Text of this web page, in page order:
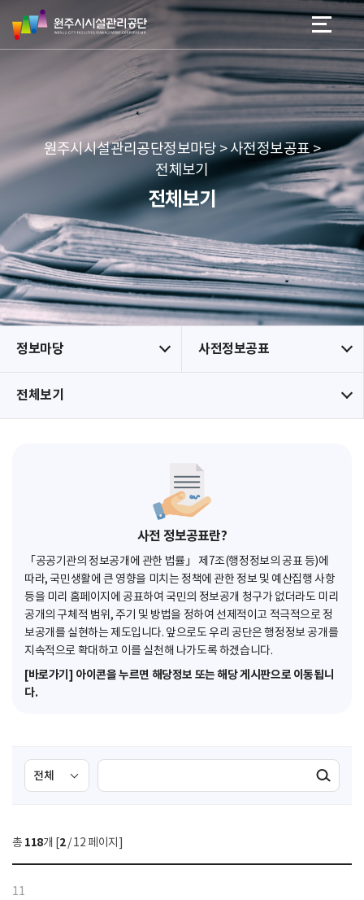
네
본문 바로가기
메뉴 바로가기
원
주
시
리
공
단
원주시시설관리공단정보마당 > 사전정보공표 >
전체보기
전체보기
정보마당 사전정보공표
전체보기
사전 정보공표란?
「공공기관의 정보공개에 관한 법률」 제7조(행정정보의 공표 등)에
따라, 국민생활에 큰 영향을 미치는 정책에 관한 정보 및 예산집행 사항
등을 미리 홈페이지에 공표하여 국민의 정보공개 청구가 없더라도 미리
공개의 구체적 범위, 주기 및 방법을 정하여 선제적이고 적극적으로 정
보공개를 실현하는 제도입니다. 앞으로도 우리 공단은 행정정보 공개를
지속적으로 확대하고 이를 실천해 나가도록 하겠습니다.
[바로가기] 아이콘을 누르면 해당정보 또는 해당 게시판으로 이동됩니
다.
검
색
선
택
색
검색실행
총 118개 [2/ 12 페이지]
11